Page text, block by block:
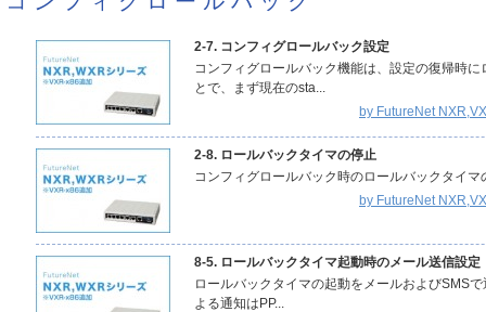
2-7. コンフィグロールバック設定
コンフィグロールバック機能は、設定の復帰時
とで、まず現在のsta...
by FutureNet
2-8. ロールバックタイマの停止
コンフィグロールバック時のロールバックタイ
by FutureNet
8-5. ロールバックタイマ起動時のメール送信設定
ロールバックタイマの起動をメールおよびSMS
よる通知はPP...